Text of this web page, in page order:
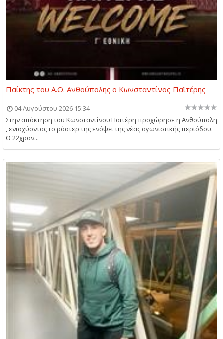
Παίκτης του Α.Ο. Ανθούπολης ο Κωνσταντίνος Παϊτέρης
04 Αυγούστου 2026 15:34
Στην απόκτηση του Κωνσταντίνου Παϊτέρη προχώρησε η Ανθούπολη
, ενισχύοντας το ρόστερ της ενόψει της νέας αγωνιστικής περιόδου.
Ο 22χρον...